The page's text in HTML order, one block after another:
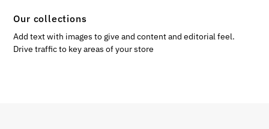
Our collections
Add text with images to give and content and editorial feel.
Drive traffic to key areas of your store